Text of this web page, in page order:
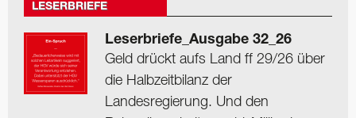
LESERBRIEFE
Leserbriefe_Ausgabe 32_26
Geld drückt aufs Land ff 29/26 über
die Halbzeitbilanz der
Landesregierung. Und den